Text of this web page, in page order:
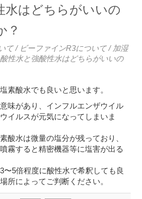
水はどちらがいいの
？
て / ビーファインR3について / 加湿
性水と強酸性水はどちらがいいの
素酸水でも良いと思います。
味があり、インフルエンザウイル
イルスが元気になってしまいま
酸水は微量の塩分が残っており、
霧すると精密機器等に塩害が出る
〜5倍程度に酸性水で希釈しても良
所によってご判断ください。